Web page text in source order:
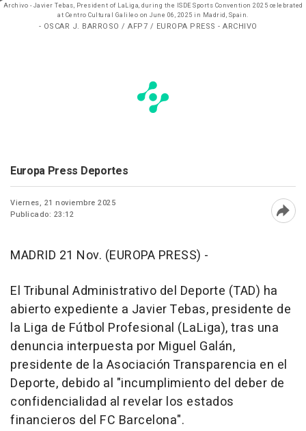
Archivo - Javier Tebas, President of LaLiga, during the ISDE Sports Convention 2025 celebrated
at Centro Cultural Galileo on June 06, 2025 in Madrid, Spain.
- OSCAR J. BARROSO / AFP7 / EUROPA PRESS - ARCHIVO
Europa Press Deportes
Viernes, 21 noviembre 2025
Publicado: 23:12
MADRID 21 Nov. (EUROPA PRESS) -
El Tribunal Administrativo del Deporte (TAD) ha
abierto expediente a Javier Tebas, presidente de
la Liga de Fútbol Profesional (LaLiga), tras una
denuncia interpuesta por Miguel Galán,
presidente de la Asociación Transparencia en el
Deporte, debido al "incumplimiento del deber de
confidencialidad al revelar los estados
financieros del FC Barcelona".